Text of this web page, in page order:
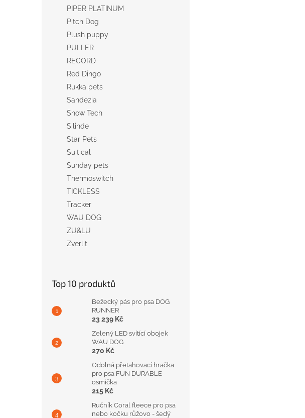
PIPER PLATINUM
Pitch Dog
Plush puppy
PULLER
RECORD
Red Dingo
Rukka pets
Sandezia
Show Tech
Silinde
Star Pets
Suitical
Sunday pets
Thermoswitch
TICKLESS
Tracker
WAU DOG
ZU&LU
Zverlit
Top 10 produktů
Bežecký pás pro psa DOG
RUNNER
23 239 Kč
Zelený LED svítící obojek
WAU DOG
270 Kč
Odolná přetahovací hračka
pro psa FUN DURABLE
osmička
215 Kč
Ručník Coral fleece pro psa
nebo kočku růžovo - šedý